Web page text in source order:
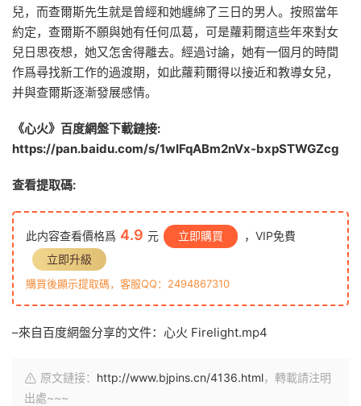
兒，而查爾斯先生就是曾經和她纏綿了三日的男人。按照當年
約定，查爾斯不願與她有任何瓜葛，可是蘿莉爾這些年來對女
兒日思夜想，她又怎舍得離去。經過讨論，她有一個月的時間
作爲尋找新工作的過渡期，如此蘿莉爾得以接近和教導女兒，
并與查爾斯逐漸發展感情。
《心火》百度網盤下載鏈接:
https://pan.baidu.com/s/1wIFqABm2nVx-bxpSTWGZcg
查看提取碼:
此内容查看價格爲 4.9 元 立即購買
，VIP免費
立即升級
購買後顯示提取碼，客服QQ：2494867310
–來自百度網盤分享的文件：心火 Firelight.mp4
原文鏈接： http://www.bjpins.cn/4136.html，轉載請注明
出處~~~